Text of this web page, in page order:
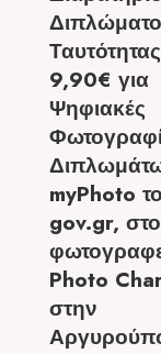
9,90€ για
Ψηφιακές
myPhoto
gov.gr, στο
Photo
στην